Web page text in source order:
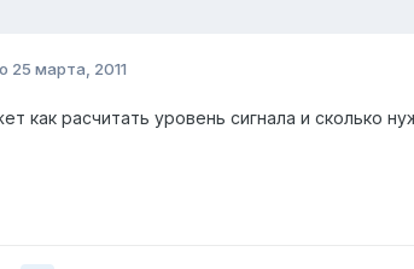
25 марта, 2011
как расчитать уровень сигнала и сколько